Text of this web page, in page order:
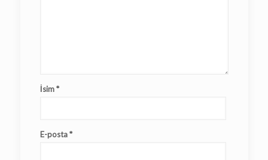
İsim*
E-posta*